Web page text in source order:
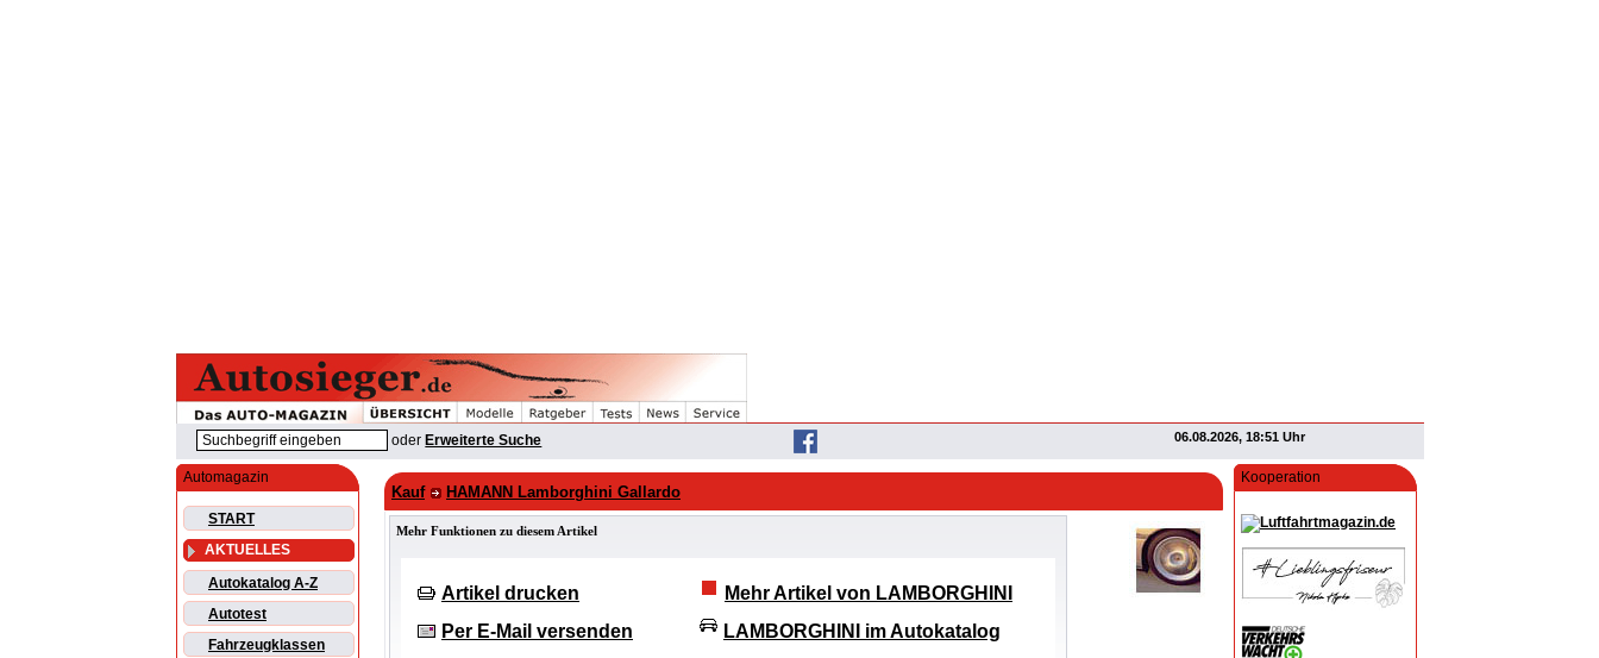
oder Erweiterte Suche 06.08.2026, 18:51 Uhr
Automagazin
START
AKTUELLES
Autokatalog A-Z
Autotest
Fahrzeugklassen
Kooperation
Kauf HAMANN Lamborghini Gallardo
Mehr Funktionen zu diesem Artikel
Artikel drucken
Per E-Mail versenden
Mehr Artikel von LAMBORGHINI
LAMBORGHINI im Autokatalog